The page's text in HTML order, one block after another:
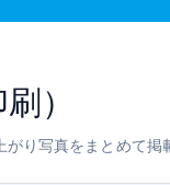
）
り写真をまとめて